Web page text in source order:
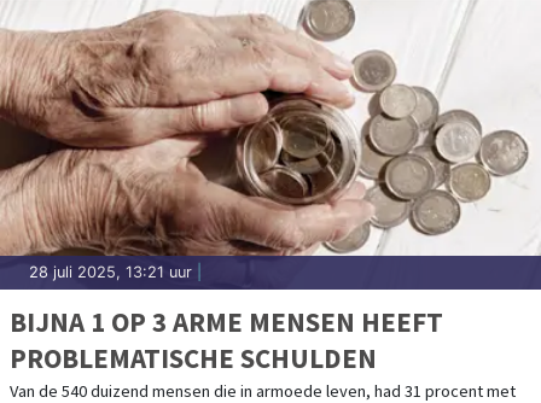
28 juli 2025, 13:21 uur
BIJNA 1 OP 3 ARME MENSEN HEEFT
PROBLEMATISCHE SCHULDEN
Van de 540 duizend mensen die in armoede leven, had 31 procent met